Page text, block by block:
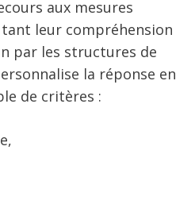
aux mesures
leur compréhension
par les structures de
la réponse en
de critères :